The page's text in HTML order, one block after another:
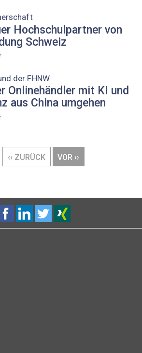
Hochschulpartner von
Schweiz
der FHNW
Onlinehändler mit KI und
aus China umgehen
VORHERIGE
SEITE
‹‹ ZURÜCK
NÄCHSTE
SEITE
VOR ››